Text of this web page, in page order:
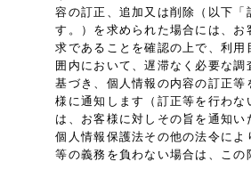
容の訂正、追加又は削除（以下「
す。）を求められた場合には、お
求であることを確認の上で、利用
囲内において、遅滞なく必要な調
基づき、個人情報の内容の訂正等
様に通知します（訂正等を行わな
は、お客様に対しその旨を通知い
個人情報保護法その他の法令によ
等の義務を負わない場合は、この